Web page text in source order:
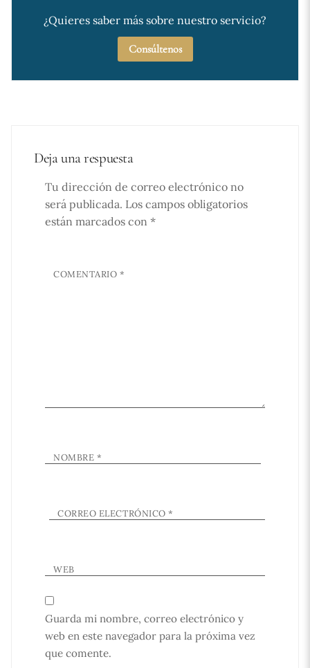
¿Quieres saber más sobre nuestro servicio?
Consúltenos
Deja una respuesta
Tu dirección de correo electrónico no
será publicada. Los campos obligatorios
están marcados con *
COMENTARIO *
NOMBRE *
CORREO ELECTRÓNICO*
WEB
Guarda mi nombre, correo electrónico y
web en este navegador para la próxima vez
que comente.